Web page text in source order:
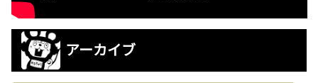
アーカイブ